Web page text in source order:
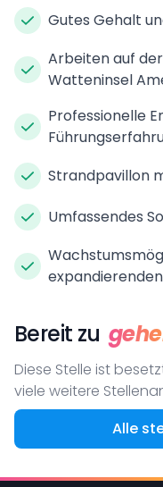
Gutes Gehalt
Arbeiten auf
Watteninsel
Professionelle
Strandpavillon
Umfassendes
Bereit zu
Diese Stelle ist
viele weitere
Alle